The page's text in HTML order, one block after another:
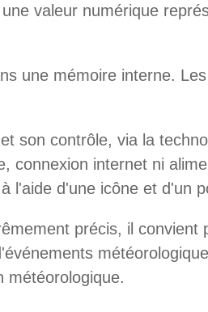
valeur numérique
une mémoire interne.
son contrôle, via la
connexion internet ni
l'aide d'une icône et d'un
précis, il convient
météorologique.